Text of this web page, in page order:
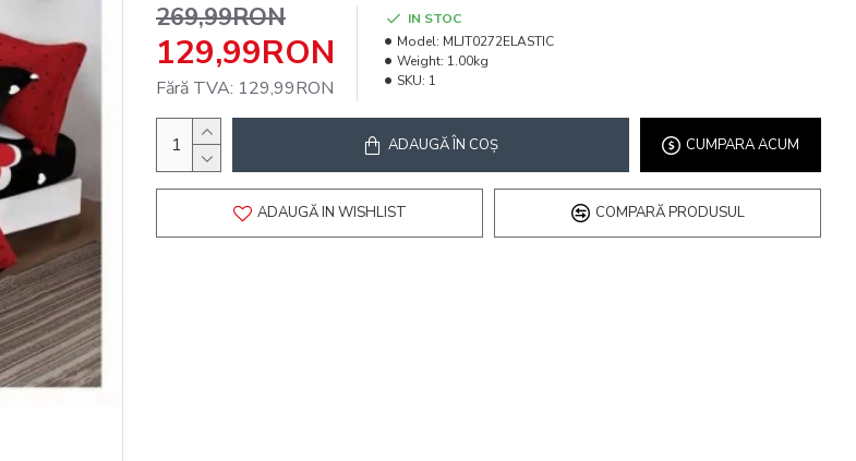
129,99RON
269,99RON
Fără TVA: 129,99RON
IN STOC
Model: MLJT0272ELASTIC
Weight: 1.00kg
SKU: 1
ADAUGĂ ÎN COŞ CUMPARA ACUM
ADAUGĂ IN WISHLIST COMPARĂ PRODUSUL